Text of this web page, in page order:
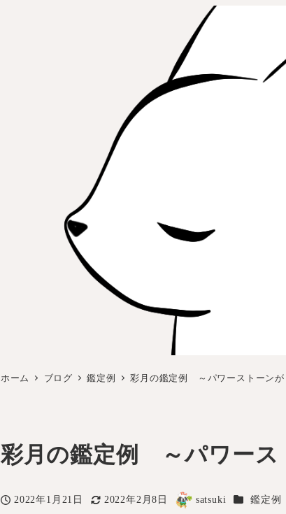
ホーム ブログ 鑑定例 彩月の鑑定例 ～パワーストーン
彩月の鑑定例 ～パワー
投稿日
2022年1月21日
更新日
2022年2月8日
著
satsuki カテゴリー
鑑定例